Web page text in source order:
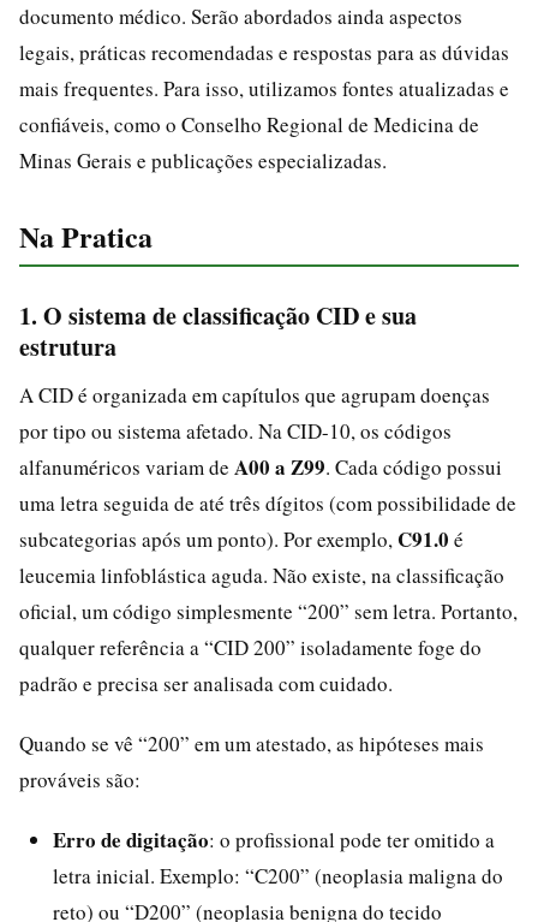
documento médico. Serão abordados ainda aspectos
legais, práticas recomendadas e respostas para as dúvidas
mais frequentes. Para isso, utilizamos fontes atualizadas e
confiáveis, como o Conselho Regional de Medicina de
Minas Gerais e publicações especializadas.
Na Pratica
1. O sistema de classificação CID e sua
estrutura
A CID é organizada em capítulos que agrupam doenças
por tipo ou sistema afetado. Na CID-10, os códigos
alfanuméricos variam de A00 a Z99. Cada código possui
uma letra seguida de até três dígitos (com possibilidade de
subcategorias após um ponto). Por exemplo, C91.0 é
leucemia linfoblástica aguda. Não existe, na classificação
oficial, um código simplesmente “200” sem letra. Portanto,
qualquer referência a “CID 200” isoladamente foge do
padrão e precisa ser analisada com cuidado.
Quando se vê “200” em um atestado, as hipóteses mais
prováveis são:
Erro de digitação: o profissional pode ter omitido a
letra inicial. Exemplo: “C200” (neoplasia maligna do
reto) ou “D200” (neoplasia benigna do tecido